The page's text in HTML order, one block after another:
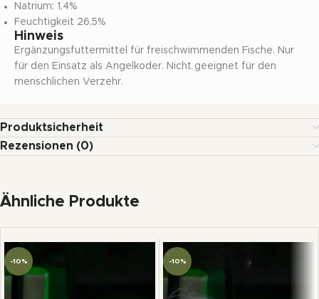
Natrium: 1,4%
Feuchtigkeit 26,5%
Hinweis
Ergänzungsfuttermittel für freischwimmenden Fische. Nur
für den Einsatz als Angelkoder. Nicht geeignet für den
menschlichen Verzehr.
Produktsicherheit
Rezensionen (0)
Ähnliche Produkte
-10% -10%